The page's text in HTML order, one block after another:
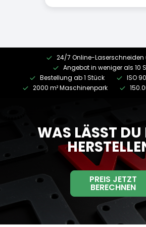
24/7 Online-Laserschneiden
Angebot in weniger als 10
Bestellung ab 1 Stück
ISO
2000 m² Maschinenpark
WAS LÄSST DU
PREIS JETZT
BERECHNEN